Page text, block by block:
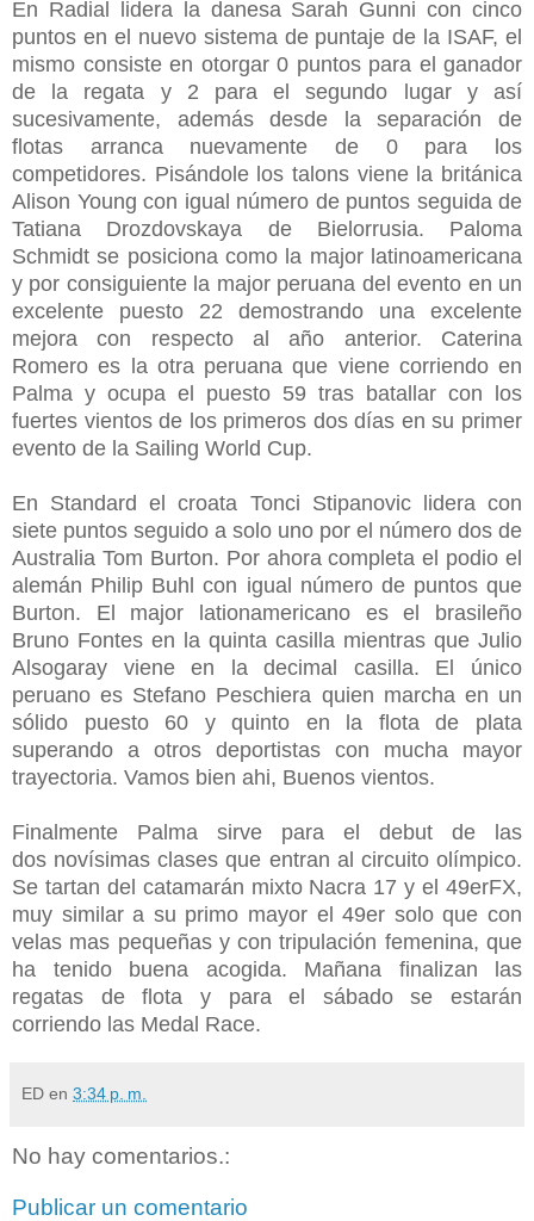
En Radial lidera la danesa Sarah Gunni con cinco
puntos en el nuevo sistema de puntaje de la ISAF, el
mismo consiste en otorgar 0 puntos para el ganador
de la regata y 2 para el segundo lugar y así
sucesivamente, además desde la separación de
flotas arranca nuevamente de 0 para los
competidores. Pisándole los talons viene la británica
Alison Young con igual número de puntos seguida de
Tatiana Drozdovskaya de Bielorrusia. Paloma
Schmidt se posiciona como la major latinoamericana
y por consiguiente la major peruana del evento en un
excelente puesto 22 demostrando una excelente
mejora con respecto al año anterior. Caterina
Romero es la otra peruana que viene corriendo en
Palma y ocupa el puesto 59 tras batallar con los
fuertes vientos de los primeros dos días en su primer
evento de la Sailing World Cup.
En Standard el croata Tonci Stipanovic lidera con
siete puntos seguido a solo uno por el número dos de
Australia Tom Burton. Por ahora completa el podio el
alemán Philip Buhl con igual número de puntos que
Burton. El major lationamericano es el brasileño
Bruno Fontes en la quinta casilla mientras que Julio
Alsogaray viene en la decimal casilla. El único
peruano es Stefano Peschiera quien marcha en un
sólido puesto 60 y quinto en la flota de plata
superando a otros deportistas con mucha mayor
trayectoria. Vamos bien ahi, Buenos vientos.
Finalmente Palma sirve para el debut de las
dos novísimas clases que entran al circuito olímpico.
Se tartan del catamarán mixto Nacra 17 y el 49erFX,
muy similar a su primo mayor el 49er solo que con
velas mas pequeñas y con tripulación femenina, que
ha tenido buena acogida. Mañana finalizan las
regatas de flota y para el sábado se estarán
corriendo las Medal Race.
ED en 3:34 p. m.
No hay comentarios.:
Publicar un comentario